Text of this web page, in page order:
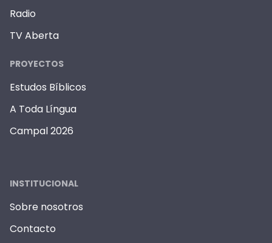
Radio
TV Aberta
PROYECTOS
Estudos Bíblicos
A Toda Língua
Campal 2026
INSTITUCIONAL
Sobre nosotros
Contacto